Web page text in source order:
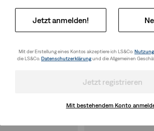
Jetzt anmelden!
Mit der Erstellung eines Kontos akzeptiere ich LS&Co.
die LS&Co. Datenschutzerklärungund die Allgemeinen
Jetzt registrieren
Mit bestehendem Konto